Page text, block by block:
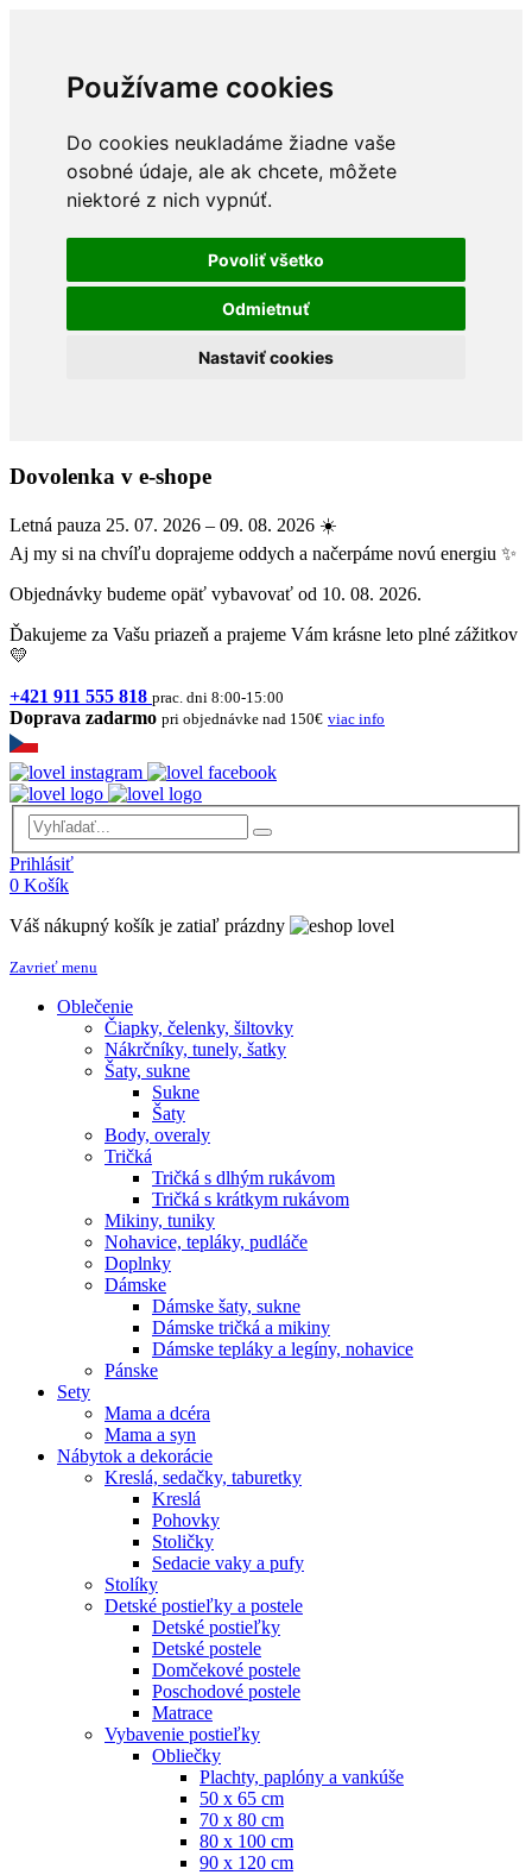
Používame cookies
Do cookies neukladáme žiadne vaše
osobné údaje, ale ak chcete, môžete
niektoré z nich vypnúť.
Povoliť všetko
Odmietnuť
Nastaviť cookies
Dovolenka v e-shope
Letná pauza 25. 07. 2026 – 09. 08. 2026 ☀️
Aj my si na chvíľu doprajeme oddych a načerpáme novú energiu ✨
Objednávky budeme opäť vybavovať od 10. 08. 2026.
Ďakujeme za Vašu priazeň a prajeme Vám krásne leto plné zážitkov
💛
+421 911 555 818 prac. dni 8:00-15:00
Doprava zadarmo pri objednávke nad 150€ viac info
Prihlásiť
0 Košík
Váš nákupný košík je zatiaľ prázdny
Zavrieť menu
Oblečenie
Čiapky, čelenky, šiltovky
Nákrčníky, tunely, šatky
Šaty, sukne
Sukne
Šaty
Body, overaly
Tričká
Tričká s dlhým rukávom
Tričká s krátkym rukávom
Mikiny, tuniky
Nohavice, tepláky, pudláče
Doplnky
Dámske
Dámske šaty, sukne
Dámske tričká a mikiny
Dámske tepláky a legíny, nohavice
Pánske
Sety
Mama a dcéra
Mama a syn
Nábytok a dekorácie
Kreslá, sedačky, taburetky
Kreslá
Pohovky
Stoličky
Sedacie vaky a pufy
Stolíky
Detské postieľky a postele
Detské postieľky
Detské postele
Domčekové postele
Poschodové postele
Matrace
Vybavenie postieľky
Obliečky
Plachty, paplóny a vankúše
50 x 65 cm
70 x 80 cm
80 x 100 cm
90 x 120 cm